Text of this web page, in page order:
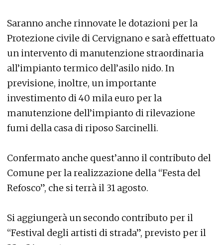
Saranno anche rinnovate le dotazioni per la
Protezione civile di Cervignano e sarà effettuato
un intervento di manutenzione straordinaria
all’impianto termico dell’asilo nido. In
previsione, inoltre, un importante
investimento di 40 mila euro per la
manutenzione dell’impianto di rilevazione
fumi della casa di riposo Sarcinelli.
Confermato anche quest’anno il contributo del
Comune per la realizzazione della “Festa del
Refosco”, che si terrà il 31 agosto.
Si aggiungerà un secondo contributo per il
“Festival degli artisti di strada”, previsto per il